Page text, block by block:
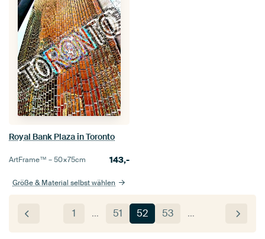
Royal Bank Plaza in Toronto
ArtFrame™ –50×75cm 143,-
Größe & Material selbst wählen
1 … 51 52 53 …